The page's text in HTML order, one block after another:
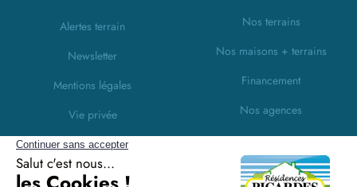
Alertes terrain
Newsletter
Mentions légales
Vie privée
Plan du site
Nos terrains
Nos maisons + terrains
Financement
Nos agences